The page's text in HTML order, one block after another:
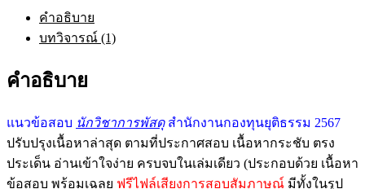
คำอธิบาย
บทวิจารณ์ (1)
คำอธิบาย
แนวข้อสอบ นักวิชาการพัสดุสำนักงานกองทุนยุติธรรม 2567
ปรับปรุงเนื้อหาล่าสุด ตามที่ประกาศสอบ เนื้อหากระชับ ตรง
ประเด็น อ่านเข้าใจง่าย ครบจบในเล่มเดียว (ประกอบด้วย เนื้อหา
ข้อสอบ พร้อมเฉลย ฟรีไฟล์เสียงการสอบสัมภาษณ์ มีทั้งในรูป